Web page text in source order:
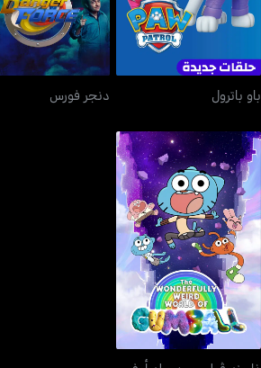
باو باترول دنجر فورس
ذا وندرڤولي ويرد ورلد أوف
غومبال